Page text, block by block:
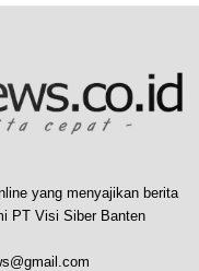
yang menyajikan berita
PT Visi Siber Banten